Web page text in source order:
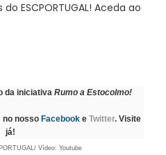
ESCPORTUGAL! Aceda ao
da iniciativa Rumo a Estocolmo!
no nosso Facebook e Twitter. Visite
já!
Vídeo: Youtube